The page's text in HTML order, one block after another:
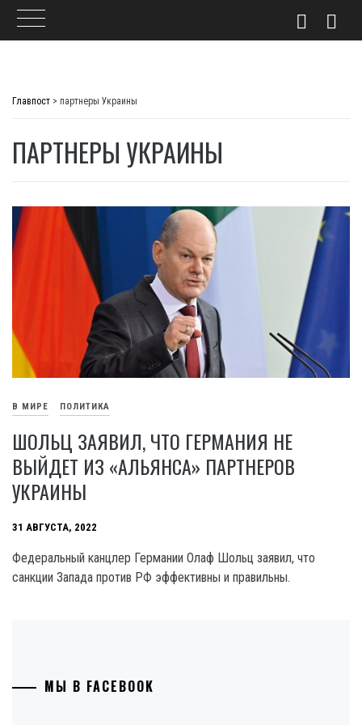
Главпост > партнеры Украины
ПАРТНЕРЫ УКРАИНЫ
В МИРЕ ПОЛИТИКА
ШОЛЬЦ ЗАЯВИЛ, ЧТО ГЕРМАНИЯ НЕ
ВЫЙДЕТ ИЗ «АЛЬЯНСА» ПАРТНЕРОВ
УКРАИНЫ
31 АВГУСТА, 2022
Федеральный канцлер Германии Олаф Шольц заявил, что
санкции Запада против РФ эффективны и правильны.
МЫ В FACEBOOK